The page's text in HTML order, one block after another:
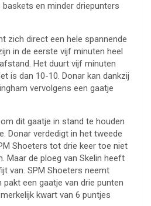
en minder driepunters
zich direct een hele spannende
in de eerste vijf minuten heel
Het duurt vijf minuten
is dan 10-10. Donar kan dankzij
vervolgens een gaatje
dit gaatje in stand te houden
Donar verdedigt in het tweede
Shoeters tot drie keer toe niet
Maar de ploeg van Skelin heeft
van. SPM Shoeters neemt
pakt een gaatje van drie punten
kwart van 6 puntjes